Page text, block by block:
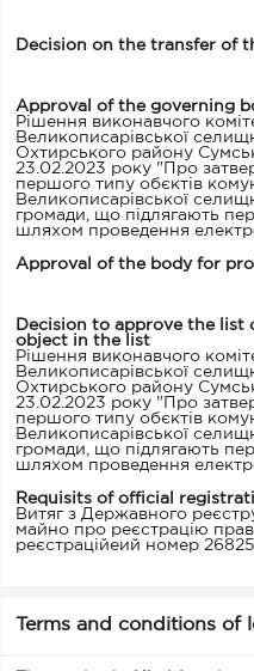
Decision on the transfer of
Approval of the governing
Рішення виконавчого
Великописарівської
Охтирського району
23.02.2023 року "Про
першого типу обєктів
Великописарівської
громади, що підлягають
шляхом проведення
Approval of the body for
Decision to approve the list
object in the list
Рішення виконавчого
Великописарівської
Охтирського району
23.02.2023 року "Про
першого типу обєктів
Великописарівської
громади, що підлягають
шляхом проведення
Requisits of official
Витяг з Державного
майно про реєстрацію
реєстраційеий номер
Terms and conditions of